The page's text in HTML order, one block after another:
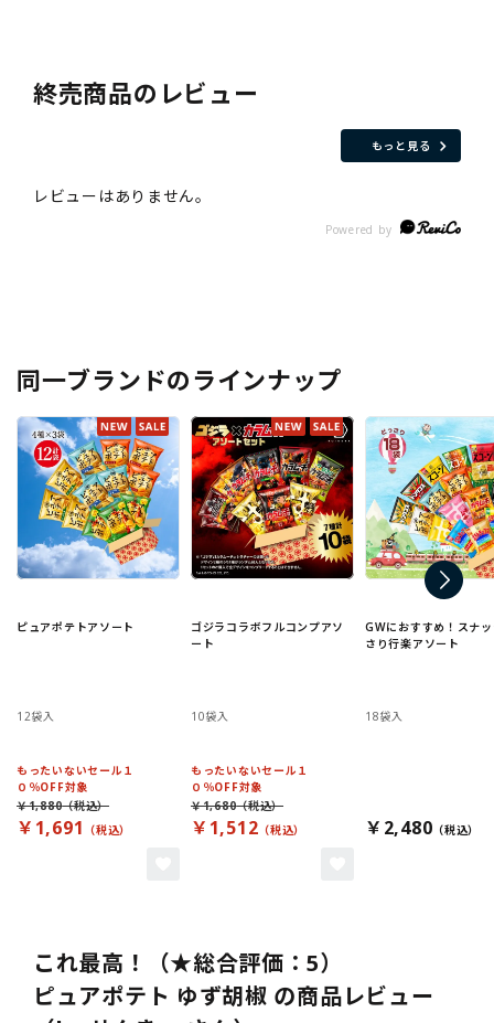
終売商品のレビュー
もっと見る
同一ブランドのラインナップ
ピュアポテトアソート
12袋入
もったいないセール１
０％OFF対象
￥1,691
￥1,880
ゴジラコラボフルコンプアソ
ート
10袋入
もったいないセール１
０％OFF対象
￥1,512
￥1,680
GWにおすすめ！スナ
さり行楽アソート
18袋入
￥2,480
これ最高！（★総合評価：5）
ピュアポテト ゆず胡椒 の商品レビュー